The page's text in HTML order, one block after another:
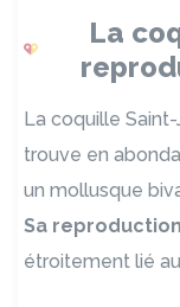
La
La coquille
trouve en
un mollusque
Sa reproduction
étroitement lié